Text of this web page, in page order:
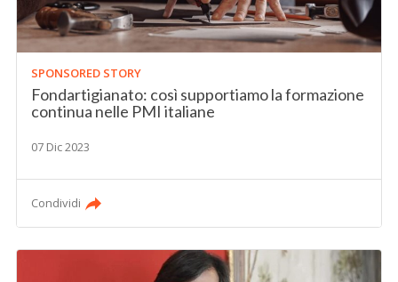
SPONSORED STORY
Fondartigianato: così supportiamo la formazione
continua nelle PMI italiane
07 Dic 2023
Condividi